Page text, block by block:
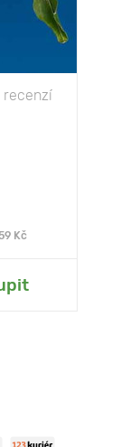
recenzí
Kč